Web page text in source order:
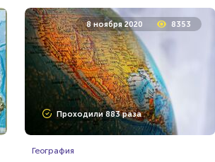
8 ноября 2020 8353
Проходили 883 раза
География